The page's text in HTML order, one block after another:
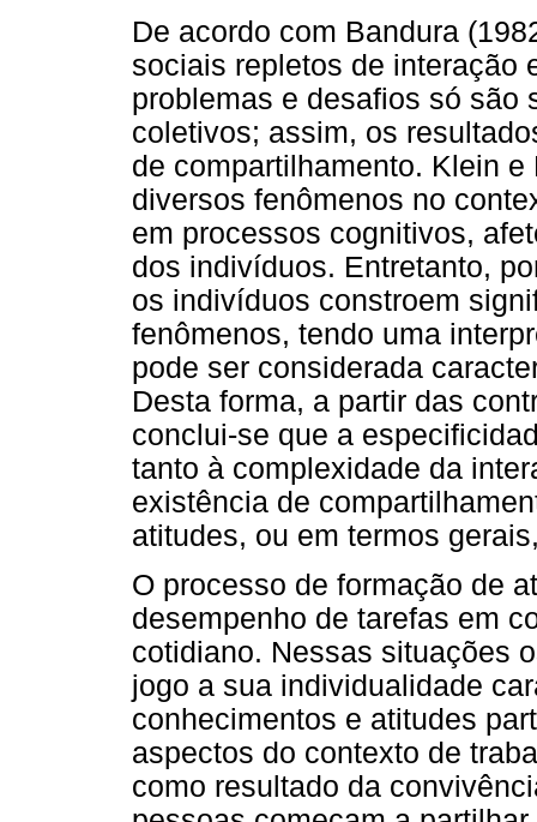
De acordo com Bandura
sociais repletos de interação
problemas e desafios só são
coletivos; assim, os
de compartilhamento. Klein
diversos fenômenos no
em processos cognitivos,
dos indivíduos. Entretanto,
os indivíduos constroem
fenômenos, tendo uma
pode ser considerada
Desta forma, a partir das
conclui-se que a
tanto à complexidade da
existência de
atitudes, ou em termos
O processo de formação de
desempenho de tarefas em
cotidiano. Nessas situações
jogo a sua individualidade
conhecimentos e atitudes
aspectos do contexto de
como resultado da